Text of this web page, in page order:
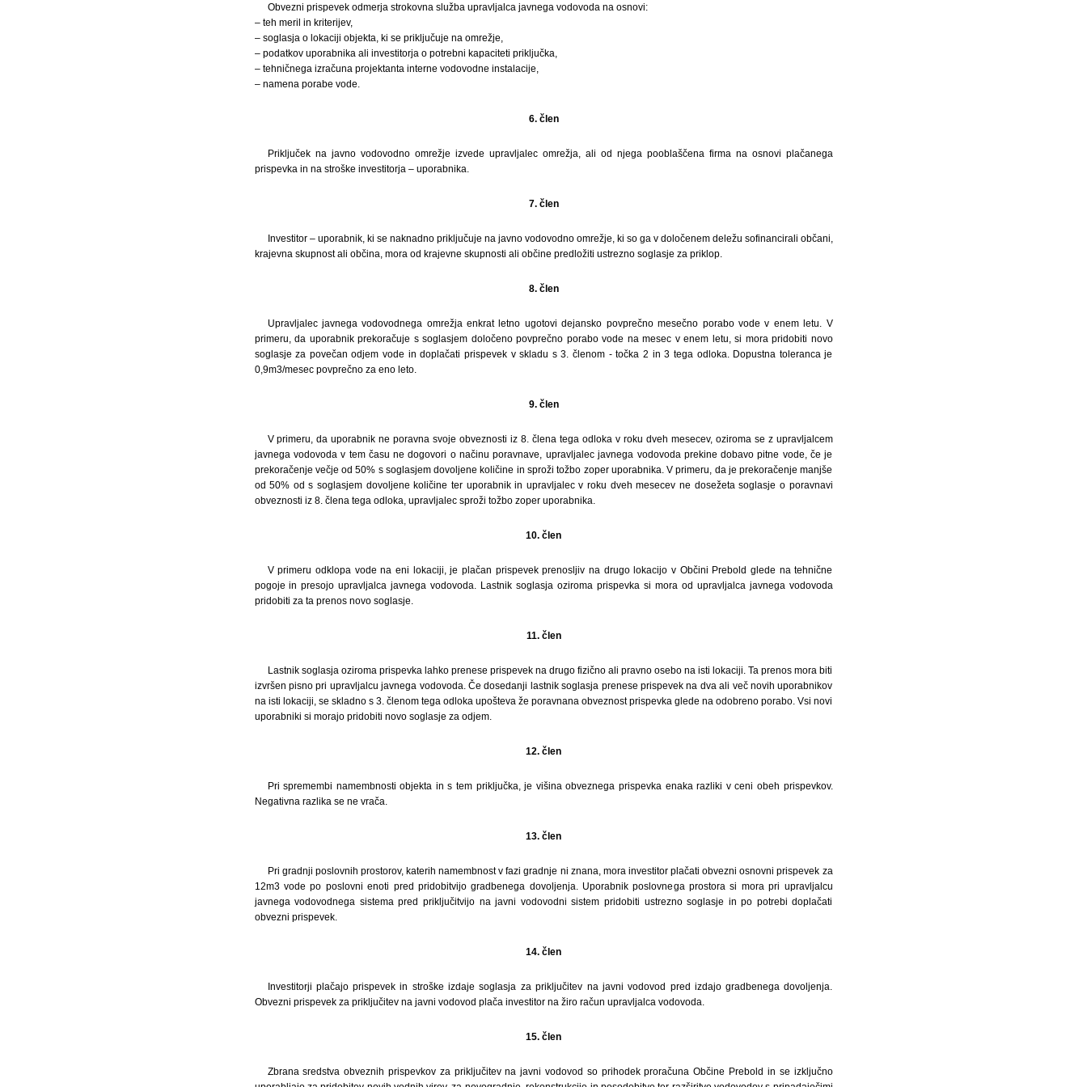
Obvezni prispevek odmerja strokovna služba upravljalca javnega vodovoda na osnovi:
– teh meril in kriterijev,
– soglasja o lokaciji objekta, ki se priključuje na omrežje,
– podatkov uporabnika ali investitorja o potrebni kapaciteti priključka,
– tehničnega izračuna projektanta interne vodovodne instalacije,
– namena porabe vode.
6. člen
Priključek na javno vodovodno omrežje izvede upravljalec omrežja, ali od njega pooblaščena firma na osnovi plačanega
prispevka in na stroške investitorja – uporabnika.
7. člen
Investitor – uporabnik, ki se naknadno priključuje na javno vodovodno omrežje, ki so ga v določenem deležu sofinancirali občani,
krajevna skupnost ali občina, mora od krajevne skupnosti ali občine predložiti ustrezno soglasje za priklop.
8. člen
Upravljalec javnega vodovodnega omrežja enkrat letno ugotovi dejansko povprečno mesečno porabo vode v enem letu. V
primeru, da uporabnik prekoračuje s soglasjem določeno povprečno porabo vode na mesec v enem letu, si mora pridobiti novo
soglasje za povečan odjem vode in doplačati prispevek v skladu s 3. členom - točka 2 in 3 tega odloka. Dopustna toleranca je
0,9m3/mesec povprečno za eno leto.
9. člen
V primeru, da uporabnik ne poravna svoje obveznosti iz 8. člena tega odloka v roku dveh mesecev, oziroma se z upravljalcem
javnega vodovoda v tem času ne dogovori o načinu poravnave, upravljalec javnega vodovoda prekine dobavo pitne vode, če je
prekoračenje večje od 50% s soglasjem dovoljene količine in sproži tožbo zoper uporabnika. V primeru, da je prekoračenje manjše
od 50% od s soglasjem dovoljene količine ter uporabnik in upravljalec v roku dveh mesecev ne dosežeta soglasje o poravnavi
obveznosti iz 8. člena tega odloka, upravljalec sproži tožbo zoper uporabnika.
10. člen
V primeru odklopa vode na eni lokaciji, je plačan prispevek prenosljiv na drugo lokacijo v Občini Prebold glede na tehnične
pogoje in presojo upravljalca javnega vodovoda. Lastnik soglasja oziroma prispevka si mora od upravljalca javnega vodovoda
pridobiti za ta prenos novo soglasje.
11. člen
Lastnik soglasja oziroma prispevka lahko prenese prispevek na drugo fizično ali pravno osebo na isti lokaciji. Ta prenos mora biti
izvršen pisno pri upravljalcu javnega vodovoda. Če dosedanji lastnik soglasja prenese prispevek na dva ali več novih uporabnikov
na isti lokaciji, se skladno s 3. členom tega odloka upošteva že poravnana obveznost prispevka glede na odobreno porabo. Vsi novi
uporabniki si morajo pridobiti novo soglasje za odjem.
12. člen
Pri spremembi namembnosti objekta in s tem priključka, je višina obveznega prispevka enaka razliki v ceni obeh prispevkov.
Negativna razlika se ne vrača.
13. člen
Pri gradnji poslovnih prostorov, katerih namembnost v fazi gradnje ni znana, mora investitor plačati obvezni osnovni prispevek za
12m3 vode po poslovni enoti pred pridobitvijo gradbenega dovoljenja. Uporabnik poslovnega prostora si mora pri upravljalcu
javnega vodovodnega sistema pred priključitvijo na javni vodovodni sistem pridobiti ustrezno soglasje in po potrebi doplačati
obvezni prispevek.
14. člen
Investitorji plačajo prispevek in stroške izdaje soglasja za priključitev na javni vodovod pred izdajo gradbenega dovoljenja.
Obvezni prispevek za priključitev na javni vodovod plača investitor na žiro račun upravljalca vodovoda.
15. člen
Zbrana sredstva obveznih prispevkov za priključitev na javni vodovod so prihodek proračuna Občine Prebold in se izključno